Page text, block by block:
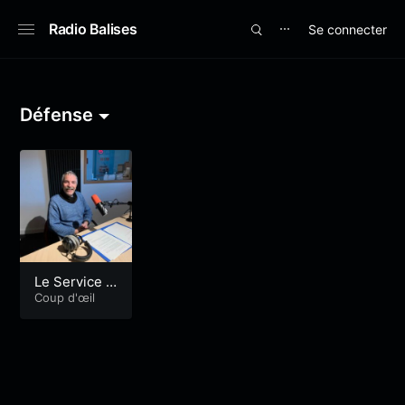
Radio Balises ⋯ Se connecter
Défense
Le Service H
istorique de
Coup d'œil